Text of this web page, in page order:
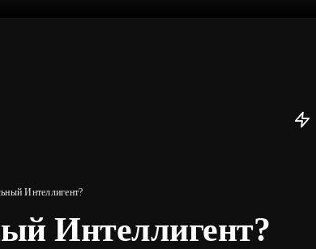
Интеллигент?
Интеллигент?